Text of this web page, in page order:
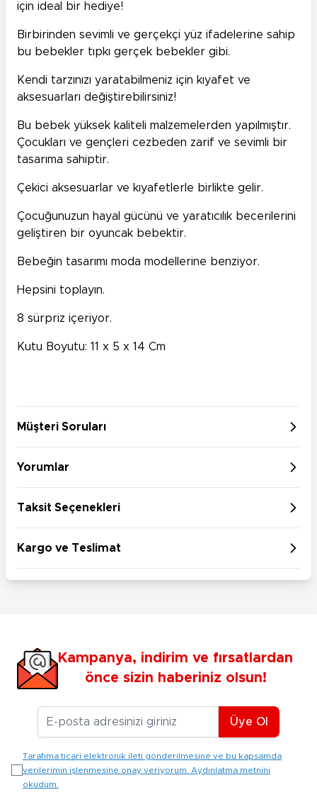
için ideal bir hediye!
Birbirinden sevimli ve gerçekçi yüz ifadelerine sahip
bu bebekler tıpkı gerçek bebekler gibi.
Kendi tarzınızı yaratabilmeniz için kıyafet ve
aksesuarları değiştirebilirsiniz!
Bu bebek yüksek kaliteli malzemelerden yapılmıştır.
Çocukları ve gençleri cezbeden zarif ve sevimli bir
tasarıma sahiptir.
Çekici aksesuarlar ve kıyafetlerle birlikte gelir.
Çocuğunuzun hayal gücünü ve yaratıcılık becerilerini
geliştiren bir oyuncak bebektir.
Bebeğin tasarımı moda modellerine benziyor.
Hepsini toplayın.
8 sürpriz içeriyor.
Kutu Boyutu: 11 x 5 x 14 Cm
Müşteri Soruları
Yorumlar
Taksit Seçenekleri
Kargo ve Teslimat
Kampanya, indirim ve fırsatlardan
önce sizin haberiniz olsun!
E-posta Adresiniz
Üye Ol
Tarafıma ticari elektronik ileti gönderilmesine ve bu kapsamda
verilerimin işlenmesine onay veriyorum. Aydınlatma metnini
okudum.